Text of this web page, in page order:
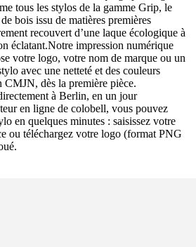
tous les stylos de la gamme Grip, le
bois issu de matières premières
recouvert d’une laque écologique à
éclatant.Notre impression numérique
votre logo, votre nom de marque ou un
avec une netteté et des couleurs
CMJN, dès la première pièce.
à Berlin, en un jour
en ligne de colobell, vous pouvez
en quelques minutes : saisissez votre
ou téléchargez votre logo (format PNG